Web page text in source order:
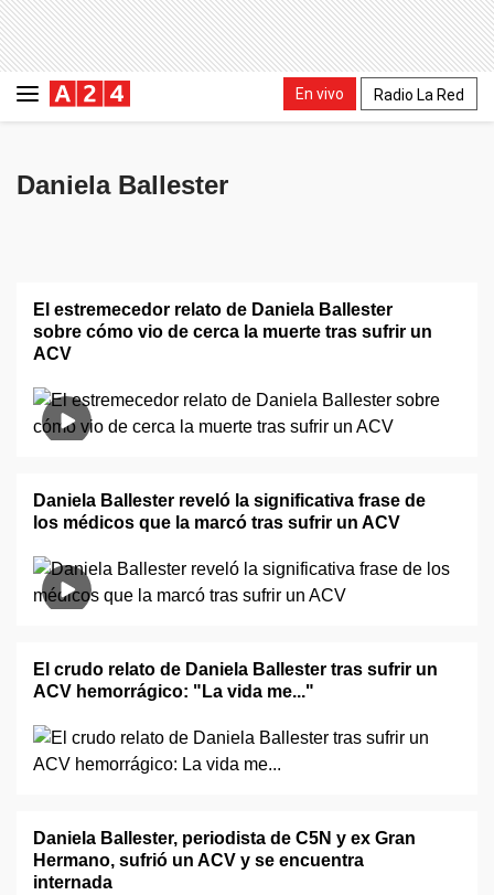
En vivo Radio La Red
Daniela Ballester
El estremecedor relato de Daniela Ballester
sobre cómo vio de cerca la muerte tras sufrir un
ACV
Daniela Ballester reveló la significativa frase de
los médicos que la marcó tras sufrir un ACV
El crudo relato de Daniela Ballester tras sufrir un
ACV hemorrágico: "La vida me..."
Daniela Ballester, periodista de C5N y ex Gran
Hermano, sufrió un ACV y se encuentra
internada